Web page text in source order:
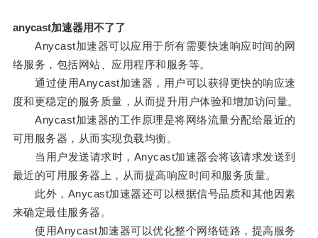
anycast加速器用不了了
Anycast加速器可以应用于所有需要快速响应时间的网
络服务，包括网站、应用程序和服务等。
通过使用Anycast加速器，用户可以获得更快的响应速
度和更稳定的服务质量，从而提升用户体验和增加访问量。
Anycast加速器的工作原理是将网络流量分配给最近的
可用服务器，从而实现负载均衡。
当用户发送请求时，Anycast加速器会将该请求发送到
最近的可用服务器上，从而提高响应时间和服务质量。
此外，Anycast加速器还可以根据信号品质和其他因素
来确定最佳服务器。
使用Anycast加速器可以优化整个网络链路，提高服务